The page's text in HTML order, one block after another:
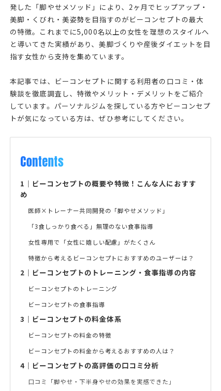
発した「脚やせメソッド」により、2ヶ月でヒップアップ・
美脚・くびれ・美姿勢を目指すのがビーコンセプトの最大
の特徴。これまでに5,000名以上の女性を理想のスタイルへ
と導いてきた実績があり、美脚づくりや産後ダイエットを目
指す女性から支持を集めています。
本記事では、ビーコンセプトに関する利用者の口コミ・体
験談を徹底調査し、特徴やメリット・デメリットをご紹介
しています。パーソナルジムを探している方やビーコンセプ
トが気になっている方は、ぜひ参考にしてください。
Contents
1 ｜ ビーコンセプトの概要や特徴！こんな人におすす
め
医師×トレーナー共同開発の「脚やせメソッド」
「3食しっかり食べる」無理のない食事指導
女性専用で「女性に嬉しい配慮」がたくさん
特徴から考えるビーコンセプトにおすすめのユーザーは？
2 ｜ ビーコンセプトのトレーニング・食事指導の内容
ビーコンセプトのトレーニング
ビーコンセプトの食事指導
3 ｜ ビーコンセプトの料金体系
ビーコンセプトの料金の特徴
ビーコンセプトの料金から考えるおすすめの人は？
4 ｜ ビーコンセプトの高評価の口コミ分析
口コミ「脚やせ・下半身やせの効果を実感できた」